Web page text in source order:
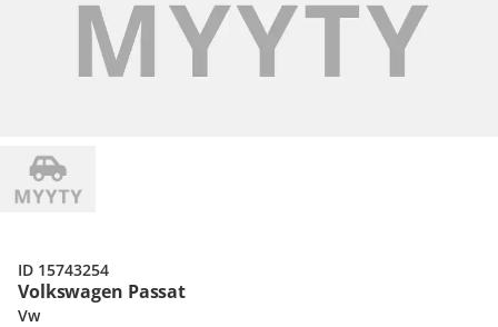
Volkswagen Passat
Vw
ID 15743254